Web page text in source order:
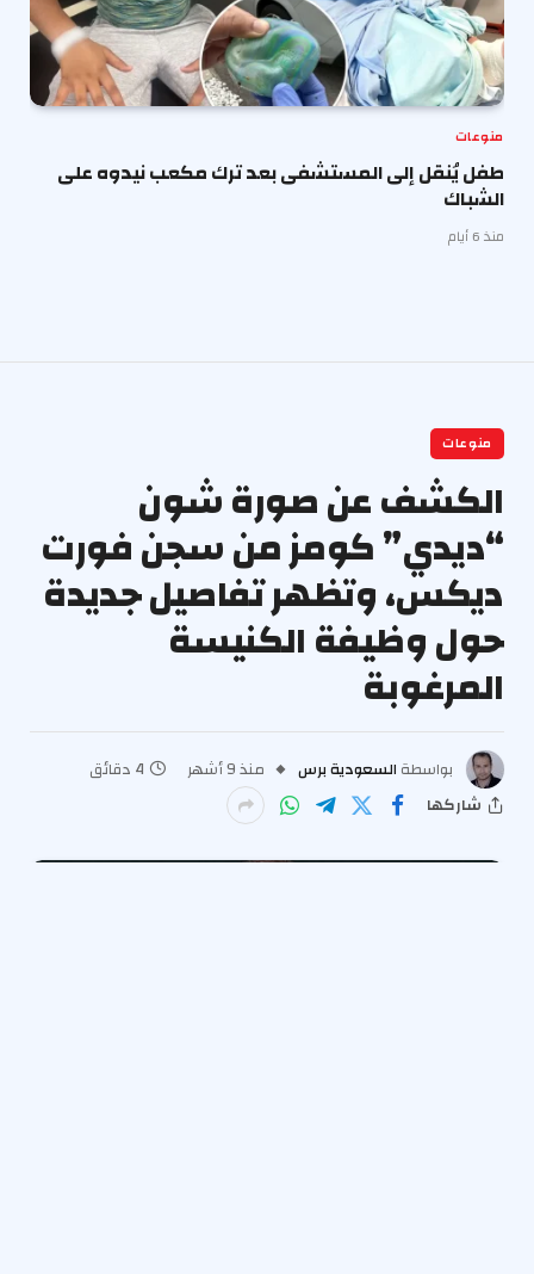
منوعات
طفل يُنقل إلى المستشفى بعد ترك مكعب نيدوه على
الشباك
منذ 6 أيام
منوعات
الكشف عن صورة شون
“ديدي” كومز من سجن فورت
ديكس، وتظهر تفاصيل جديدة
حول وظيفة الكنيسة
المرغوبة
بواسطة السعودية برس منذ 9 أشهر
4 دقائق
شاركها